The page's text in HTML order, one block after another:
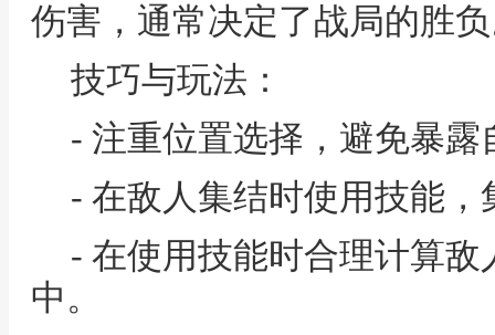
伤害，通常决定了战局的胜
技巧与玩法：
- 注重位置选择，避免暴
- 在敌人集结时使用技能，
- 在使用技能时合理计算
中。